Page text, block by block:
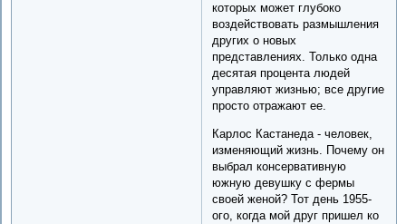
которых может глубоко
воздействовать размышления
других о новых
представлениях. Только одна
десятая процента людей
управляют жизнью; все другие
просто отражают ее.
Карлос Кастанедa - человек,
изменяющий жизнь. Почему он
выбрал консервативную
южную девушку с фермы
своей женой? Тот день 1955-
ого, когда мой друг пришел ко